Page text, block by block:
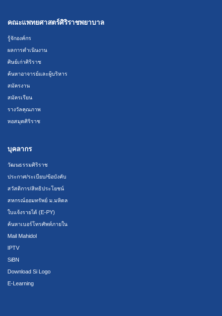
คณะแพทยศาสตร์ศิริราชพยาบาล
รู้จักองค์กร
ผลการดำเนินงาน
ศิษย์เก่าศิริราช
ค้นหาอาจารย์และผู้บริหาร
สมัครงาน
สมัครเรียน
รางวัลคุณภาพ
หอสมุดศิริราช
บุคลากร
วัฒนธรรมศิริราช
ประกาศ/ระเบียบ/ข้อบังคับ
สวัสดิการ/สิทธิประโยชน์
สหกรณ์ออมทรัพย์ ม.มหิดล
ใบแจ้งรายได้ (E-PY)
ค้นหาเบอร์โทรศัพท์ภายใน
Mail Mahidol
IPTV
SiBN
Download Si Logo
E-Learning